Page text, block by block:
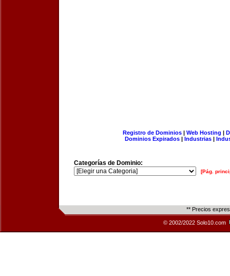
Registro de Dominios| Web Hosting |
Dominios Expirados | Industrias |
Categorías de Dominio:
[Pág.
** Precios
© 2002/2022 Solo10.com